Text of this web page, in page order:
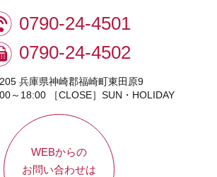
0790-24-4501
0790-24-4502
兵庫県神崎郡福崎町東田原9
～18:00 ［CLOSE］SUN・HOLIDAY
WEBからの
お問い合わせは